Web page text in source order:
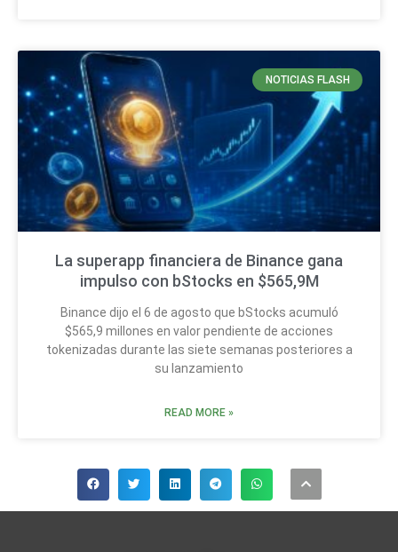
NOTICIAS FLASH
La superapp financiera de Binance gana
impulso con bStocks en $565,9M
Binance dijo el 6 de agosto que bStocks acumuló
$565,9 millones en valor pendiente de acciones
tokenizadas durante las siete semanas posteriores a
su lanzamiento
READ MORE »